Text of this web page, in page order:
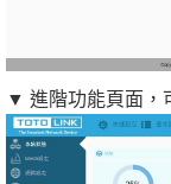
▼ 進階功能頁面，